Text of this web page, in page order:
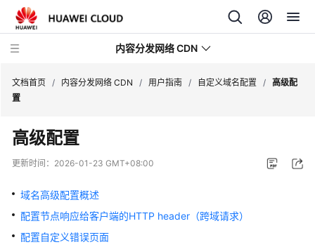
内容分发网络 CDN
最
新
动
务
公
文档首页 / 内容分发网络 CDN / 用户指南 / 自定义域名配置 / 高级配
置
高级配置
更新时间： 2026-01-23 GMT+08:00
域名高级配置概述
配置节点响应给客户端的HTTP header（跨域请求）
配置自定义错误页面